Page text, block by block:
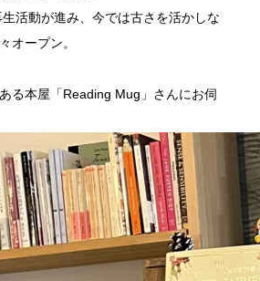
活動が進み、今では古さを活かしな
オープン。
る本屋「Reading Mug」さんにお伺